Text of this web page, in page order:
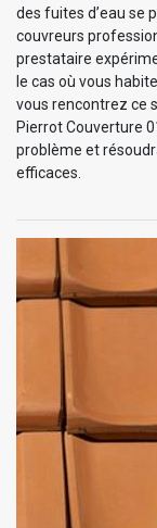
des fuites d’eau se
couvreurs
prestataire
le cas où vous
vous rencontrez ce
Pierrot Couverture
problème et
efficaces.